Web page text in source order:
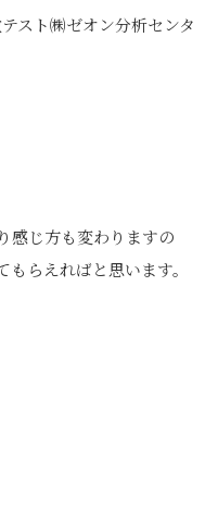
スト㈱ゼオン分析センタ
感じ方も変わりますの
らえればと思います。